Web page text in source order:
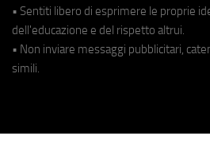
• Sentiti libero di esprimere le proprie
dell'educazione e del rispetto altrui.
• Non inviare messaggi pubblicitari,
simili.